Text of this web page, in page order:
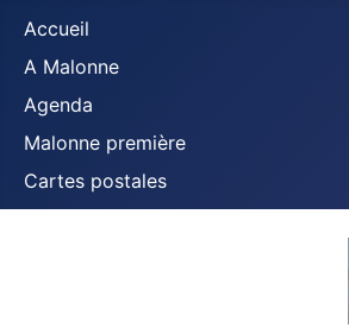
Accueil
A Malonne
Agenda
Malonne première
Cartes postales